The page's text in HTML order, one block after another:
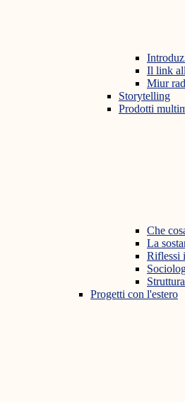
Il link
Miur
Storytelling
Prodotti
Che
La
Riflessi
Progetti con l'estero